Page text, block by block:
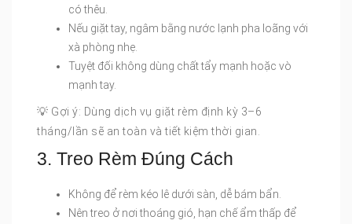
có thêu.
Nếu giặt tay, ngâm bằng nước lạnh pha loãng với
xà phòng nhẹ.
Tuyệt đối không dùng chất tẩy mạnh hoặc vò
mạnh tay.
💡 Gợi ý: Dùng dịch vụ giặt rèm định kỳ 3–6
tháng/lần sẽ an toàn và tiết kiệm thời gian.
3. Treo Rèm Đúng Cách
Không để rèm kéo lê dưới sàn, dễ bám bẩn.
Nên treo ở nơi thoáng gió, hạn chế ẩm thấp để